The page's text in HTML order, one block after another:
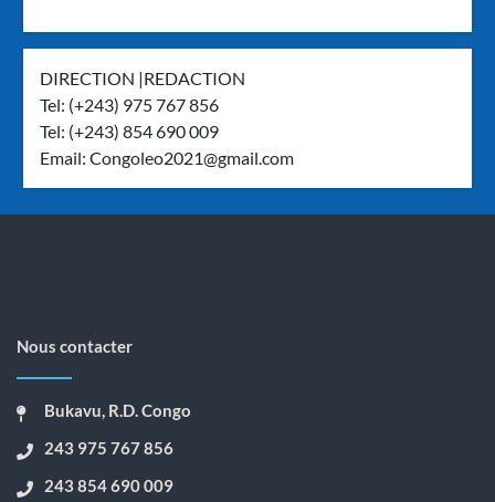
DIRECTION |REDACTION
Tel: (+243) 975 767 856
Tel: (+243) 854 690 009
Email:Congoleo2021@gmail.com
Nous contacter
Bukavu, R.D. Congo
243 975 767 856
243 854 690 009